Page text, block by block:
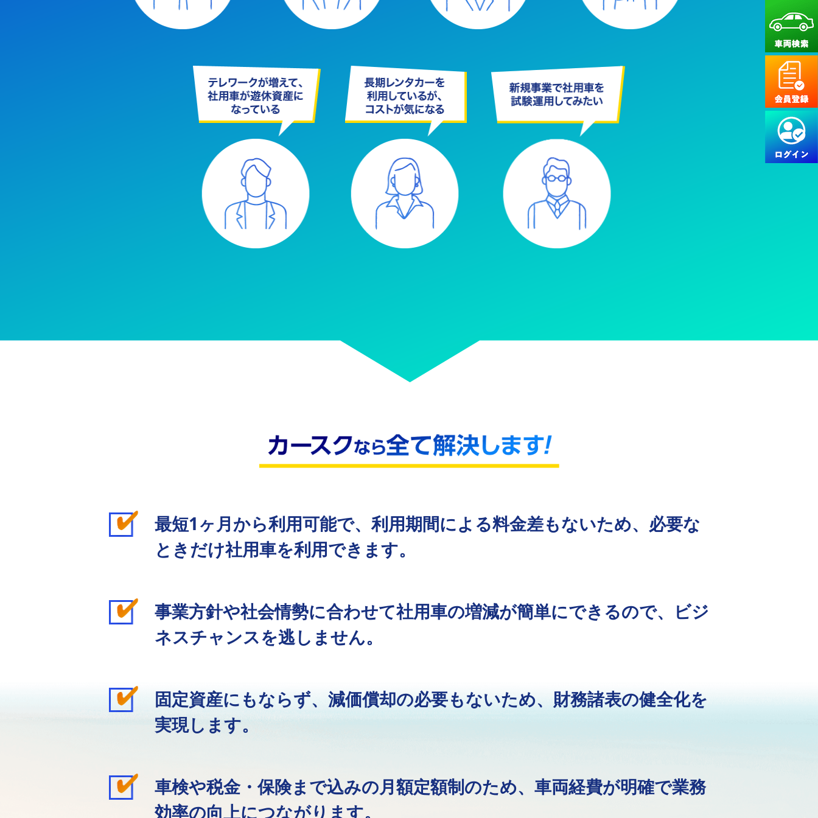
最短1ヶ月から利用可能で、利用期間による料金差もないため、必要な
ときだけ社用車を利用できます。
事業方針や社会情勢に合わせて社用車の増減が簡単にできるので、ビジ
ネスチャンスを逃しません。
固定資産にもならず、減価償却の必要もないため、財務諸表の健全化を
実現します。
車検や税金・保険まで込みの月額定額制のため、車両経費が明確で業務
効率の向上につながります。